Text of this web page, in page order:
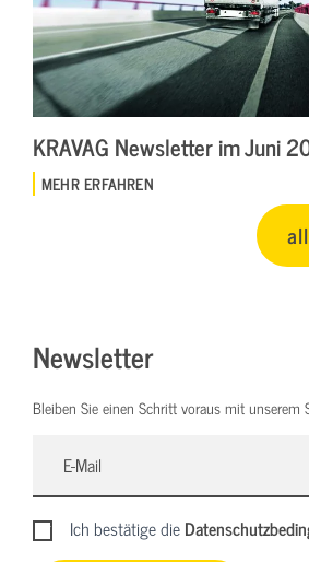
KRAVAG Newsletter im Juni
MEHR ERFAHREN
Newsletter
Bleiben Sie einen Schritt voraus mit unserem
Ich bestätige die